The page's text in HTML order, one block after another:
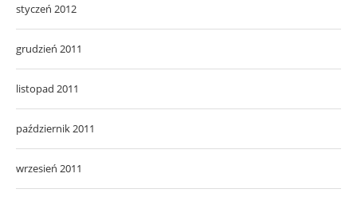
styczeń 2012
grudzień 2011
listopad 2011
październik 2011
wrzesień 2011